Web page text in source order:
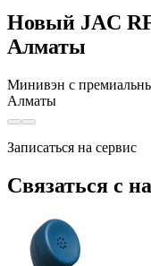
Новый JAC
Алматы
Минивэн с
Алматы
Записаться на сервис
Связаться с